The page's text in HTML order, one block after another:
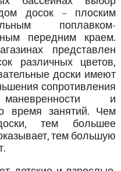
досок – плоским
поплавком-
передним краем.
представлен
различных цветов,
доски имеют
сопротивления
и
время занятий. Чем
тем большее
тем большую